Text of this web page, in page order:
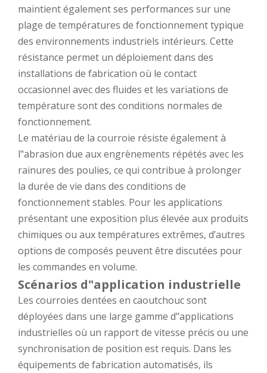
maintient également ses performances sur une
plage de températures de fonctionnement typique
des environnements industriels intérieurs. Cette
résistance permet un déploiement dans des
installations de fabrication où le contact
occasionnel avec des fluides et les variations de
température sont des conditions normales de
fonctionnement.
Le matériau de la courroie résiste également à
l"abrasion due aux engrènements répétés avec les
rainures des poulies, ce qui contribue à prolonger
la durée de vie dans des conditions de
fonctionnement stables. Pour les applications
présentant une exposition plus élevée aux produits
chimiques ou aux températures extrêmes, d’autres
options de composés peuvent être discutées pour
les commandes en volume.
Scénarios d"application industrielle
Les courroies dentées en caoutchouc sont
déployées dans une large gamme d"applications
industrielles où un rapport de vitesse précis ou une
synchronisation de position est requis. Dans les
équipements de fabrication automatisés, ils